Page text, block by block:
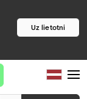
Uz lietotni